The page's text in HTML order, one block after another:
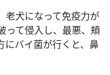
老犬になって免疫力が
って侵入し、最悪、頬
にバイ菌が行くと、鼻